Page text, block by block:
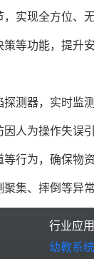
实现全方位、
等功能，提升
测器，实时监
人为操作失误引
行为，确保物
集、摔倒等异
行业应用
幼教系统